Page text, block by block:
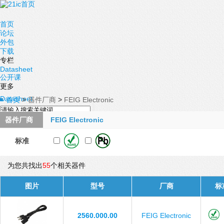
首页
论坛
外包
下载
专栏
Datasheet
公开课
更多
Datasheet
首页 >器件厂商 > FEIG Electronic
器件厂商 FEIG Electronic
标准
为您共找出55个相关器件
图片 型号 厂商 标
2560.000.00 FEIG Electronic